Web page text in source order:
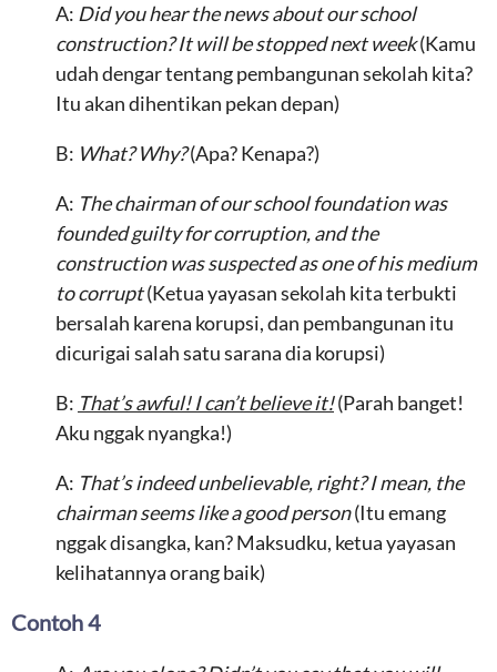
A: Did you hear the news about our school
construction? It will be stopped next week(Kamu
udah dengar tentang pembangunan sekolah kita?
Itu akan dihentikan pekan depan)
B: What? Why?(Apa? Kenapa?)
A: The chairman of our school foundation was
founded guilty for corruption, and the
construction was suspected as one of his medium
to corrupt(Ketua yayasan sekolah kita terbukti
bersalah karena korupsi, dan pembangunan itu
dicurigai salah satu sarana dia korupsi)
B: That’s awful! I can’t believe it!(Parah banget!
Aku nggak nyangka!)
A: That’s indeed unbelievable, right? I mean, the
chairman seems like a good person(Itu emang
nggak disangka, kan? Maksudku, ketua yayasan
kelihatannya orang baik)
Contoh 4